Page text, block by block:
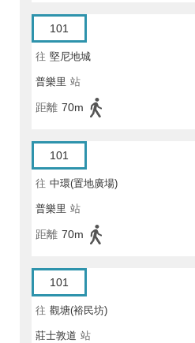
101
往 堅尼地城
普樂里 站
距離 70m
101
往 中環(置地廣場)
普樂里 站
距離 70m
101
往 觀塘(裕民坊)
莊士敦道 站